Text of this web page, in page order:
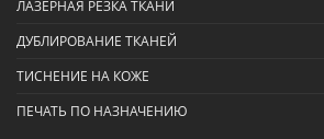
ЛАЗЕРНАЯ РЕЗКА ТКАНИ
ДУБЛИРОВАНИЕ ТКАНЕЙ
ТИСНЕНИЕ НА КОЖЕ
ПЕЧАТЬ ПО НАЗНАЧЕНИЮ